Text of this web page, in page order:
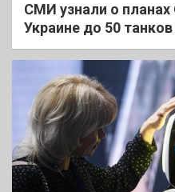
СМИ узнали о
Украине до 50